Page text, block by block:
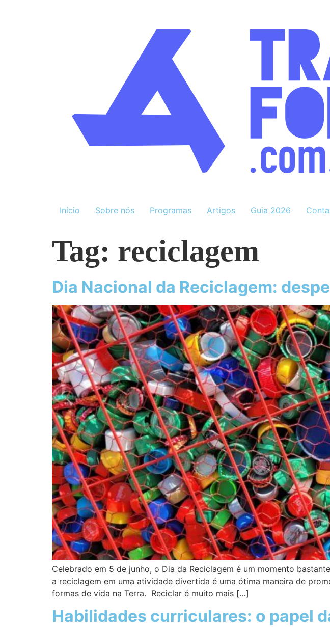
Início Sobre nós Programas Artigos Guia 2026
Tag: reciclagem
Dia Nacional da Reciclagem:
Celebrado em 5 de junho, o Dia da Reciclagem é um momento
a reciclagem em uma atividade divertida é uma ótima maneira de
formas de vida na Terra. Reciclar é muito mais […]
Habilidades curriculares: o papel